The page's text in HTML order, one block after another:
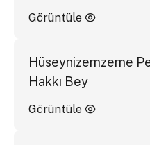
Görüntüle
Hüseynizemzeme
Hakkı Bey
Görüntüle